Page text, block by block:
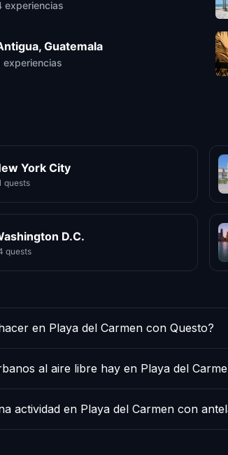
experiencias
Guatemala
experiencias
York City
quests
D.C.
quests
en Playa del Carmen con Questo?
al aire libre hay en Playa del
actividad en Playa del Carmen con